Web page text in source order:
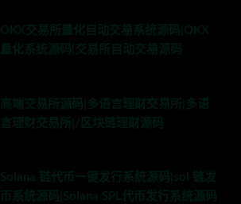
OKX交易所量化自动交易系统源码|OKX
量化系统源码|交易所自动交易源码
高端交易所源码|多语言理财交易所|多语
言理财交易所|/区块链理财源码
Solana 链代币一键发行系统源码|sol 链发
币系统源码|Solana SPL代币发行系统源码